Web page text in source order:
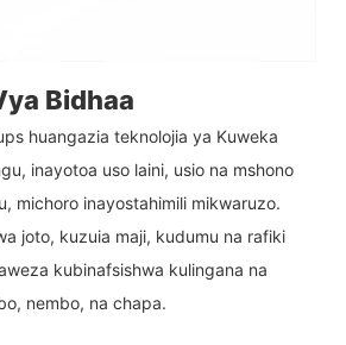
Bidhaa
huangazia teknolojia ya Kuweka
inayotoa uso laini, usio na mshono
michoro inayostahimili mikwaruzo.
joto, kuzuia maji, kudumu na rafiki
kubinafsishwa kulingana na
nembo, na chapa.